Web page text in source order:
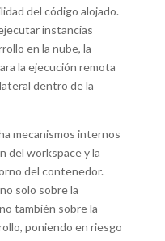
del código alojado.
instancias
en la nube, la
la ejecución remota
dentro de la
mecanismos internos
del workspace y la
del contenedor.
solo sobre la
también sobre la
poniendo en riesgo